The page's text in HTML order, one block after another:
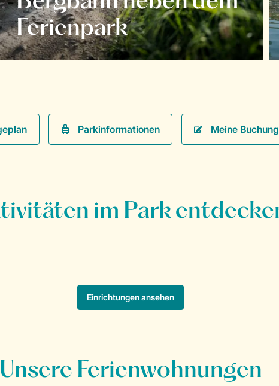
Ferienpark
Parkinformationen Meine Buchung
Unsere Ferienwohnungen